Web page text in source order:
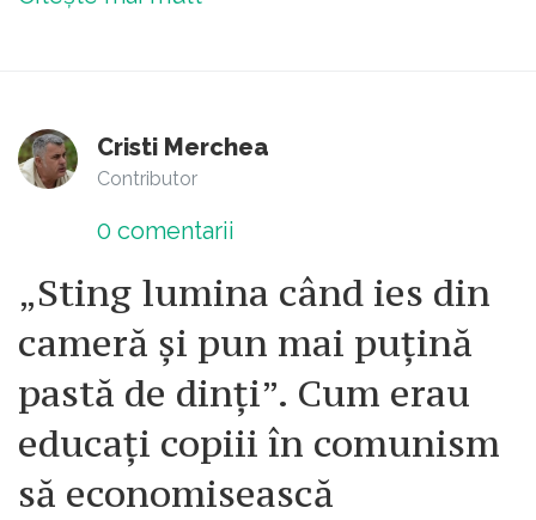
Cristi Merchea
Contributor
0 comentarii
„Sting lumina când ies din
cameră și pun mai puțină
pastă de dinți”. Cum erau
educați copiii în comunism
să economisească